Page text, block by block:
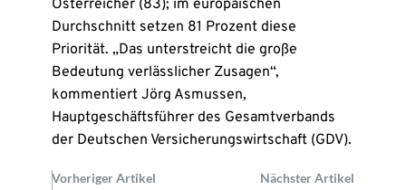
Österreicher (83); im europäischen
Durchschnitt setzen 81 Prozent diese
Priorität. „Das unterstreicht die große
Bedeutung verlässlicher Zusagen“,
kommentiert Jörg Asmussen,
Hauptgeschäftsführer des Gesamtverbands
der Deutschen Versicherungswirtschaft (GDV).
Vorheriger Artikel Nächster Artikel